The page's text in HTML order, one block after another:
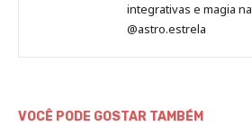
integrativas e magia
@astro.estrela
VOCÊ PODE GOSTAR TAMBÉM